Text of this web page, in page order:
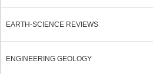
EARTH-SCIENCE REVIEWS
ENGINEERING GEOLOGY